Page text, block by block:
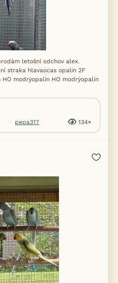
letošní odchov alex.
straka hlavaocas opalin 2F
modrýopalin HO modrýopalin
pepa317 134×